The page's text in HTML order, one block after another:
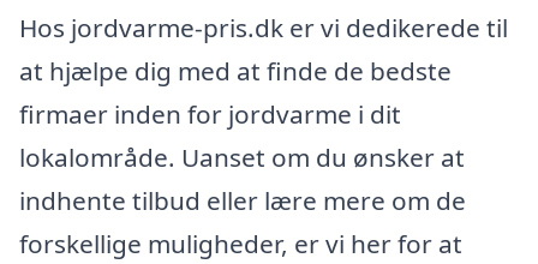
Hos jordvarme-pris.dk er vi dedikerede til
at hjælpe dig med at finde de bedste
firmaer inden for jordvarme i dit
lokalområde. Uanset om du ønsker at
indhente tilbud eller lære mere om de
forskellige muligheder, er vi her for at